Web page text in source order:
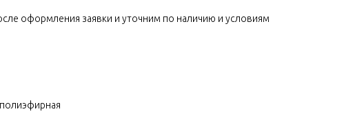
оформления заявки и уточним по наличию и условиям